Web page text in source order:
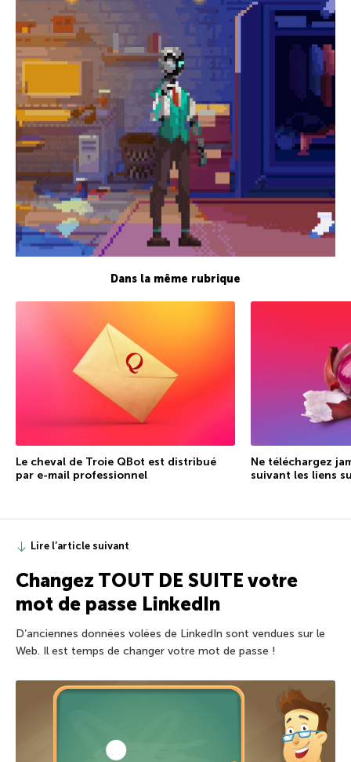
Dans la même rubrique
Le cheval de Troie QBot est distribué
par e-mail professionnel
Ne téléchargez
suivant les liens
Lire l’article suivant
Changez TOUT DE SUITE votre
mot de passe LinkedIn
D’anciennes données volées de LinkedIn sont vendues sur le
Web. Il est temps de changer votre mot de passe !